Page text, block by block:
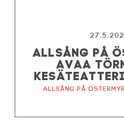
ALLSÅNG PÅ
AVAA
Allsång på